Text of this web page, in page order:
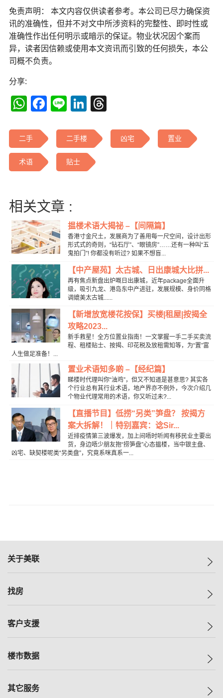
免责声明： 本文内容仅供读者参考。本公司已尽力确保资
讯的准确性，但并不对文中所涉资料的完整性、即时性或
准确性作出任何明示或暗示的保证。物业状况因个案而
异，读者因信赖或使用本文资讯而引致的任何损失，本公
司概不负责。
分享:
WhatsApp
Facebook
LineLinkedIn
二手 二手楼 凶宅 置业
术语 贴士
相关文章 :
揾楼术语大揭祕 –【间隔篇】
香港寸金尺土，发展商为了善用每一尺空间，设计出形
形式式的奇则，“钻石厅”、“眼镜房”……还有一种叫“五
鬼拍门”! 你都没有听过? 如果不想盲...
【中产屋苑】太古城、日出康城大比拼...
再有焦点新盘出炉嘅日出康城，近年package全面升
级，吸引九龙、港岛东中产进驻，发展规模、身价同格
调媲美太古城......
【新增放宽楼花按保】买楼|租屋|按揭全
攻略2023...
新手救星！全方位置业指南！一文掌握一手二手买卖流
程、租楼贴士、按揭、印花税及放租需知等，为“置”富
人生做足准备！...
置业术语知多啲 –【经纪篇】
睇楼时代理叫你“油鸡”，但又不知道是甚意思? 其实各
个行业总有其行业术语，地产界亦不例外，今次介绍几
个物业代理常用的术语，你又听过未?...
【直播节目】低捞“另类”笋盘？ 按揭方
案大拆解！｜特别嘉宾：谂Sir...
近排疫情第三波爆发，加上间唔时听闻有移民业主要出
货，身边唔少朋友抱“捞笋盘”心态揾楼，当中银主盘、
凶宅、缺契楼呢类“另类盘”，究竟系咪真系一...
关于美联
美联集团
人才招募
找房
一手新房
减价
美联豪宅
客户支援
自助放盘
查询热线
楼市数据
指数
其它服务